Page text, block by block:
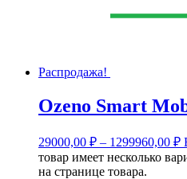
Распродажа!
Ozeno Smart
29000,00 ₽ – 1299960,00 ₽
товар имеет несколько
на странице товара.